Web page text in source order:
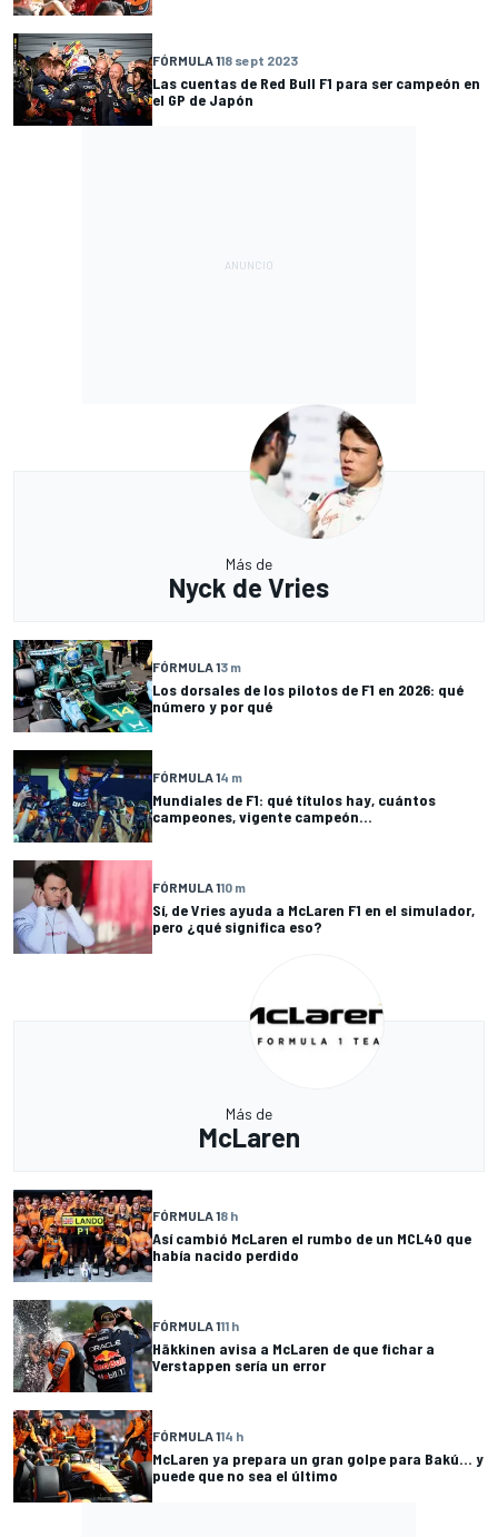
FÓRMULA 118 sept 2023
Las cuentas de Red Bull F1 para ser campeón en
el GP de Japón
Más de
Nyck de Vries
FÓRMULA 13 m
Los dorsales de los pilotos de F1 en 2026: qué
número y por qué
FÓRMULA 14 m
Mundiales de F1: qué títulos hay, cuántos
campeones, vigente campeón...
FÓRMULA 110 m
Sí, de Vries ayuda a McLaren F1 en el simulador,
pero ¿qué significa eso?
Más de
McLaren
FÓRMULA 18 h
Así cambió McLaren el rumbo de un MCL40 que
había nacido perdido
FÓRMULA 111 h
Häkkinen avisa a McLaren de que fichar a
Verstappen sería un error
FÓRMULA 114 h
McLaren ya prepara un gran golpe para Bakú... y
puede que no sea el último